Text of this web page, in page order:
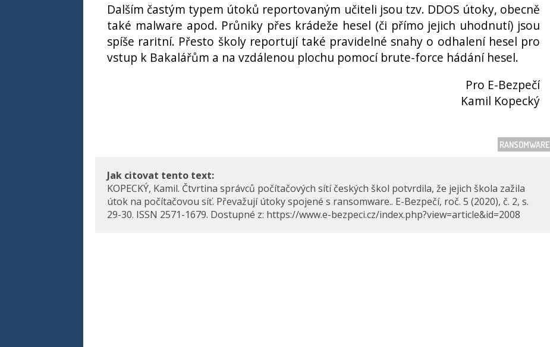
Dalším častým typem útoků reportovaným učiteli jsou tzv. DDOS útoky, obecně
také malware apod. Průniky přes krádeže hesel (či přímo jejich uhodnutí) jsou
spíše raritní. Přesto školy reportují také pravidelné snahy o odhalení hesel pro
vstup k Bakalářům a na vzdálenou plochu pomocí brute-force hádání hesel.
Pro E-Bezpečí
Kamil Kopecký
RANSOMWARE
Jak citovat tento text:
KOPECKÝ, Kamil. Čtvrtina správců počítačových sítí českých škol potvrdila, že jejich škola zažila
útok na počítačovou síť. Převažují útoky spojené s ransomware.. E-Bezpečí, roč. 5 (2020), č. 2, s.
29-30. ISSN 2571-1679. Dostupné z: https://www.e-bezpeci.cz/index.php?view=article&id=2008